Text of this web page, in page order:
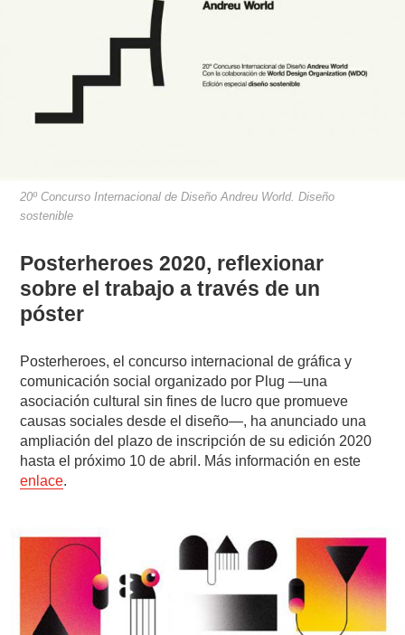
20º Concurso Internacional de Diseño Andreu World. Diseño
sostenible
Posterheroes 2020, reflexionar
sobre el trabajo a través de un
póster
Posterheroes, el concurso internacional de gráfica y
comunicación social organizado por Plug —una
asociación cultural sin fines de lucro que promueve
causas sociales desde el diseño—, ha anunciado una
ampliación del plazo de inscripción de su edición 2020
hasta el próximo 10 de abril. Más información en este
enlace.